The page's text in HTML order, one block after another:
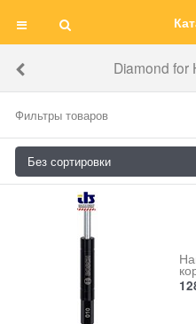
Diamond for
Фильтры товаров